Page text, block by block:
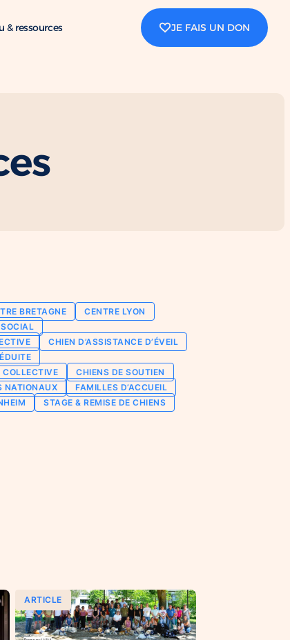
& ressources JE FAIS UN DON
BRETAGNE
CENTRE LYON
CHIEN D’ASSISTANCE D’ÉVEIL
CHIENS DE SOUTIEN
NATIONAUX
FAMILLES D’ACCUEIL
STAGE & REMISE DE CHIENS
ARTICLE